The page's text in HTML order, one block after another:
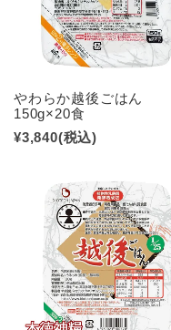
やわらか越後ごはん
150g×20食
¥3,840(税込)